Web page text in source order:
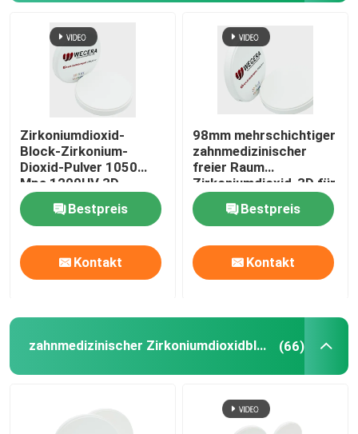
Zirkoniumdioxid-
Block-Zirkonium-
Dioxid-Pulver 1050
Mpa 1200HV 3D
mehrschichtiges
Bestpreis
Kontakt
98mm mehrschichtiger
zahnmedizinischer
freier Raum
Zirkoniumdioxid-3D für
zahnmedizinisches
Laborprägemitte
Bestpreis
Kontakt
zahnmedizinischer Zirkoniumdioxidblock (66)